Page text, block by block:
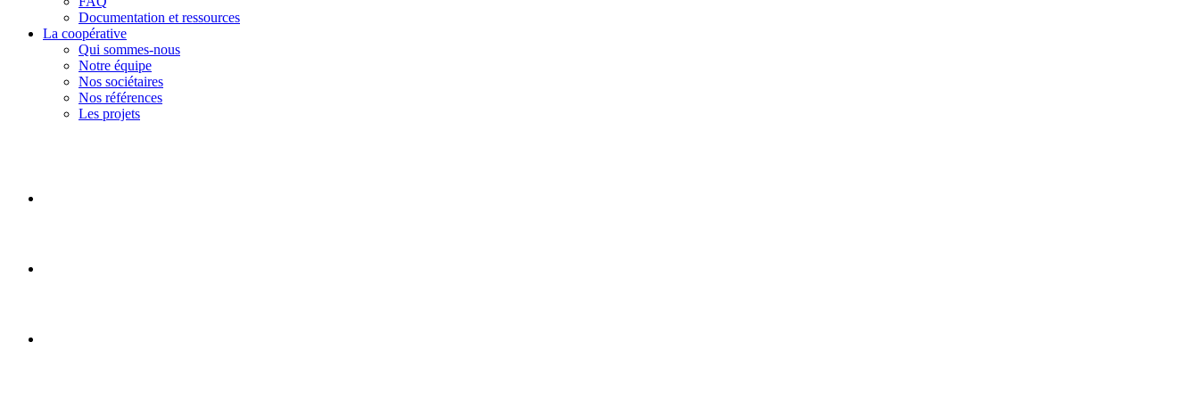
Documentation et ressources
La coopérative
Qui sommes-nous
Notre équipe
Nos sociétaires
Nos références
Les projets